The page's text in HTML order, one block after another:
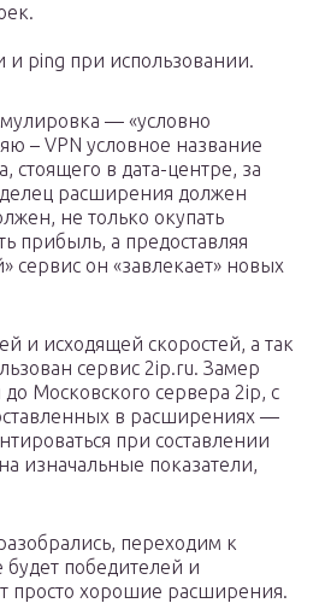
и ping при использовании.
— «условно
– VPN условное название
стоящего в дата-центре, за
расширения должен
не только окупать
прибыль, а предоставляя
сервис он «завлекает» новых
и исходящей скоростей, а так
сервис 2ip.ru. Замер
до Московского сервера 2ip, с
в расширениях —
при составлении
изначальные показатели,
переходим к
победителей и
просто хорошие расширения.